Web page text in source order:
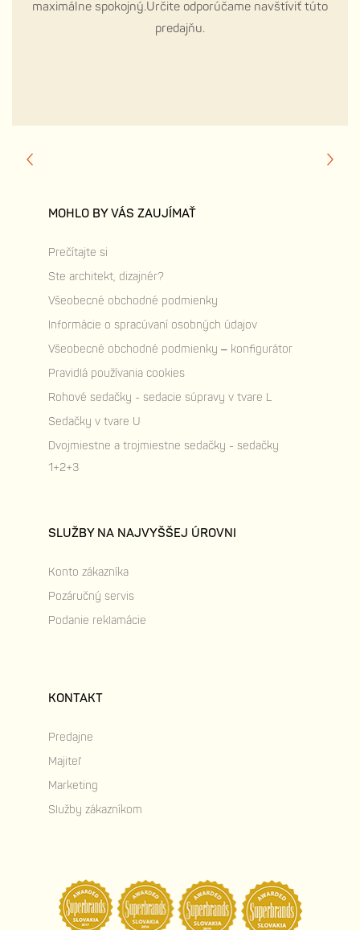
maximálne spokojný.Určite odporúčame navštíviť túto
predajňu.
MOHLO BY VÁS ZAUJÍMAŤ
Prečítajte si
Ste architekt, dizajnér?
Všeobecné obchodné podmienky
Informácie o spracúvaní osobných údajov
Všeobecné obchodné podmienky – konfigurátor
Pravidlá používania cookies
Rohové sedačky - sedacie súpravy v tvare L
Sedačky v tvare U
Dvojmiestne a trojmiestne sedačky - sedačky
1+2+3
SLUŽBY NA NAJVYŠŠEJ ÚROVNI
Konto zákazníka
Pozáručný servis
Podanie reklamácie
KONTAKT
Predajne
Majiteľ
Marketing
Služby zákazníkom